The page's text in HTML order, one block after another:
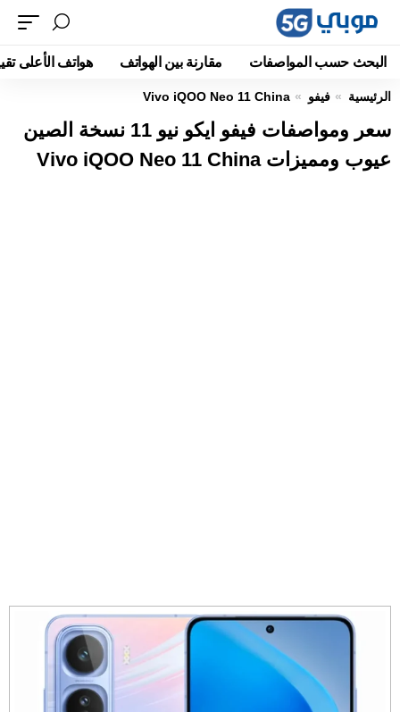
البحث حسب المواصفات مقارنة بين الهواتف هواتف الأعلى
الرئيسية فيفو Vivo iQOO Neo 11 China
سعر ومواصفات فيفو ايكو نيو 11 نسخة الصين
عيوب ومميزات Vivo iQOO Neo 11 China